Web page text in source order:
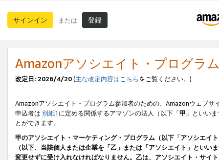
サインイン または 登録
Amazonアソシエイト・プログラ
改定日: 2026/4/20(主な改定内容はこちらをご覧ください。)
Amazonアソシエイト・プログラム参加者のための、Amazonウェブサ
申込者は 別紙1 に定める関係するアマゾンの法人（以下「甲 」といい
とができます。
甲のアソシエイト・マーケティング・プログラム（以下「アソシエイ
（以下、当該個人または企業を「乙」または「アソシエイト」とい
変更せずに受け入れなければなりません。乙は、アソシエイト・サイ